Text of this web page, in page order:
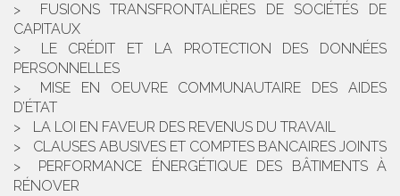
FUSIONS TRANSFRONTALIÈRES DE SOCIÉTÉS DE
CAPITAUX
LE CRÉDIT ET LA PROTECTION DES DONNÉES
PERSONNELLES
MISE EN OEUVRE COMMUNAUTAIRE DES AIDES
D’ÉTAT
LA LOI EN FAVEUR DES REVENUS DU TRAVAIL
CLAUSES ABUSIVES ET COMPTES BANCAIRES JOINTS
PERFORMANCE ÉNERGÉTIQUE DES BÂTIMENTS À
RÉNOVER